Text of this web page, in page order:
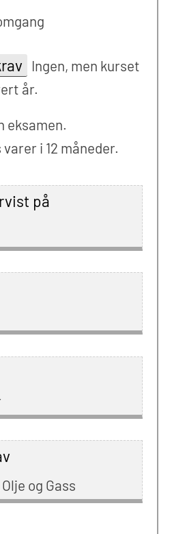
Ingen, men kurset
år.
eksamen.
i 12 måneder.
på
og Gass